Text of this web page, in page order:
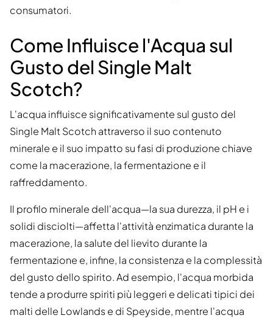
consumatori.
Come Influisce l'Acqua sul
Gusto del Single Malt
Scotch?
L'acqua influisce significativamente sul gusto del
Single Malt Scotch attraverso il suo contenuto
minerale e il suo impatto su fasi di produzione chiave
come la macerazione, la fermentazione e il
raffreddamento.
Il profilo minerale dell'acqua—la sua durezza, il pH e i
solidi disciolti—affetta l'attività enzimatica durante la
macerazione, la salute del lievito durante la
fermentazione e, infine, la consistenza e la complessità
del gusto dello spirito. Ad esempio, l'acqua morbida
tende a produrre spiriti più leggeri e delicati tipici dei
malti delle Lowlands e di Speyside, mentre l'acqua